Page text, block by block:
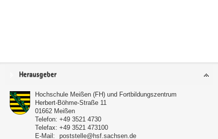
Service
Herausgeber
Hochschule Meißen (FH) und Fortbildungszentrum
Herbert-Böhme-Straße 11
01662 Meißen
Telefon: +49 3521 4730
Telefax: +49 3521 473100
E-Mail:
poststelle@hsf.sachsen.de